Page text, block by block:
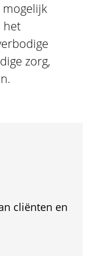
mogelijk
het
zorg,
cliënten en